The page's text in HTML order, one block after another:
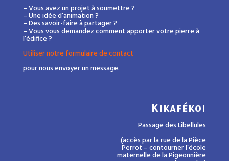
– Vous avez un projet à soumettre ?
– Une idée d’animation ?
– Des savoir-faire à partager ?
– Vous vous demandez comment apporter votre pierre à
l’édifice ?
Utiliser notre formulaire de contact
pour nous envoyer un message.
Kikafékoi
Passage des Libellules
(accès par la rue de la Pièce
Perrot – contourner l’école
maternelle de la Pigeonnière